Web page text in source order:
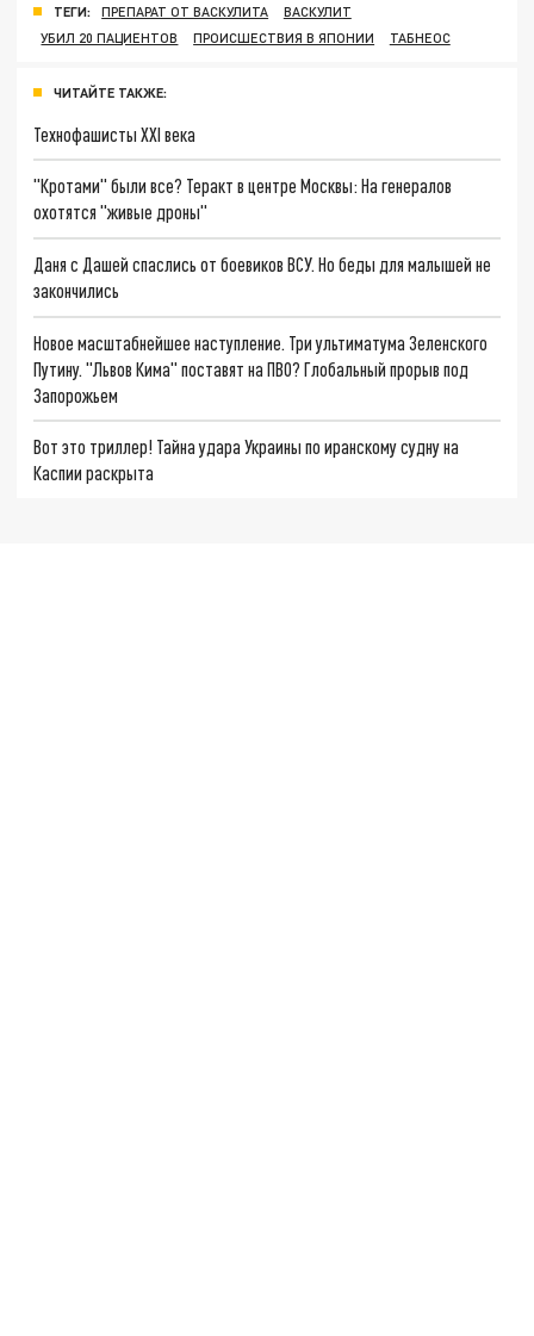
ТЕГИ: ПРЕПАРАТ ОТ ВАСКУЛИТА
ВАСКУЛИТ
УБИЛ 20 ПАЦИЕНТОВ
ПРОИСШЕСТВИЯ В ЯПОНИИ ТАБНЕОС
ЧИТАЙТЕ ТАКЖЕ:
Технофашисты XXI века
"Кротами" были все? Теракт в центре Москвы: На генералов
охотятся "живые дроны"
Даня с Дашей спаслись от боевиков ВСУ. Но беды для малышей не
закончились
Новое масштабнейшее наступление. Три ультиматума Зеленского
Путину. "Львов Кима" поставят на ПВО? Глобальный прорыв под
Запорожьем
Вот это триллер! Тайна удара Украины по иранскому судну на
Каспии раскрыта